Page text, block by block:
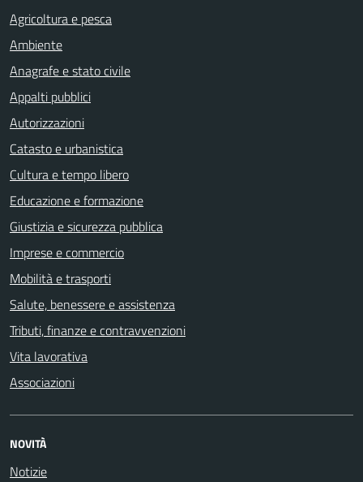
Agricoltura e pesca
Ambiente
Anagrafe e stato civile
Appalti pubblici
Autorizzazioni
Catasto e urbanistica
Cultura e tempo libero
Educazione e formazione
Giustizia e sicurezza pubblica
Imprese e commercio
Mobilità e trasporti
Salute, benessere e assistenza
Tributi, finanze e contravvenzioni
Vita lavorativa
Associazioni
NOVITÀ
Notizie